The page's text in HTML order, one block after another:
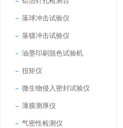
落球冲击试验仪
落镖冲击试验仪
油墨印刷脱色试验机
扭矩仪
微生物侵入密封试验仪
薄膜测厚仪
气密性检测仪